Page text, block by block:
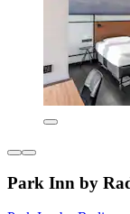
Park Inn by